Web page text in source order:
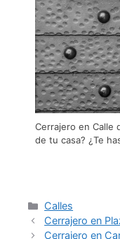
Cerrajero en Calle
de tu casa? ¿Te
Calles
Cerrajero en
Cerrajero en